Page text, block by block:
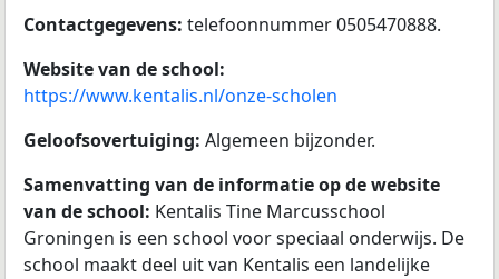
Contactgegevens: telefoonnummer 0505470888.
Website van de school:
https://www.kentalis.nl/onze-scholen
Geloofsovertuiging: Algemeen bijzonder.
Samenvatting van de informatie op de website
van de school: Kentalis Tine Marcusschool
Groningen is een school voor speciaal onderwijs. De
school maakt deel uit van Kentalis een landelijke